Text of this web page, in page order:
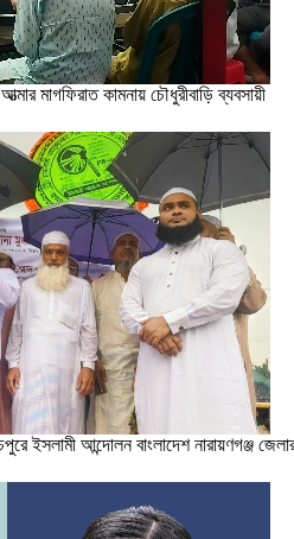
মাগফিরাত কামনায় চৌধুরীবাড়ি ব্যবসায়ী
ইসলামী আন্দোলন বাংলাদেশ নারায়ণগঞ্জ